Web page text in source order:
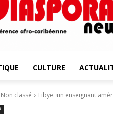
CULTURE
Non classé Libye: un enseignant